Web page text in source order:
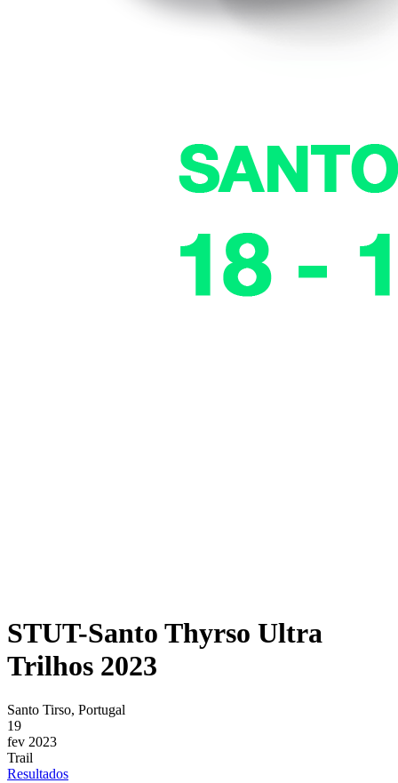
STUT-Santo Thyrso Ultra
Trilhos 2023
Santo Tirso, Portugal
19
fev 2023
Trail
Resultados